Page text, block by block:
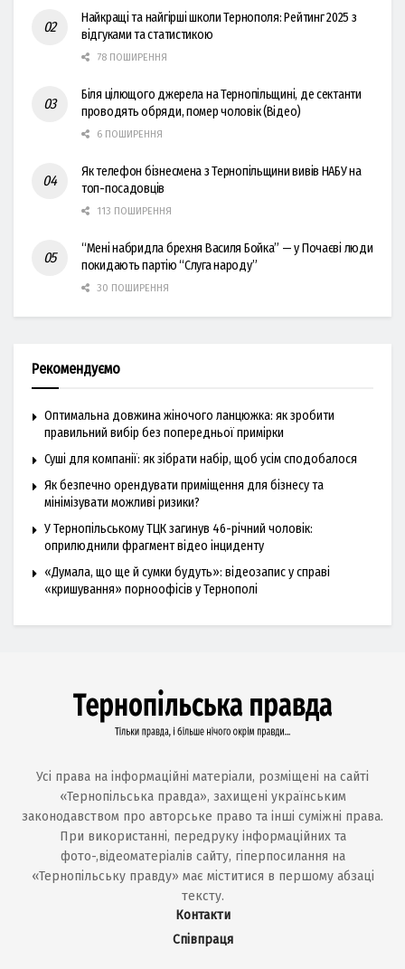
Найкращі та найгірші школи Тернополя: Рейтинг 2025 з
відгуками та статистикою
78 ПОШИРЕННЯ
Біля цілющого джерела на Тернопільщині, де сектанти
проводять обряди, помер чоловік (Відео)
6 ПОШИРЕННЯ
Як телефон бізнесмена з Тернопільщини вивів НАБУ на
топ-посадовців
113 ПОШИРЕННЯ
“Мені набридла брехня Василя Бойка” — у Почаєві люди
покидають партію “Слуга народу”
30 ПОШИРЕННЯ
Рекомендуємо
Оптимальна довжина жіночого ланцюжка: як зробити
правильний вибір без попередньої примірки
Суші для компанії: як зібрати набір, щоб усім сподобалося
Як безпечно орендувати приміщення для бізнесу та
мінімізувати можливі ризики?
У Тернопільському ТЦК загинув 46-річний чоловік:
оприлюднили фрагмент відео інциденту
«Думала, що ще й сумки будуть»: відеозапис у справі
«кришування» порноофісів у Тернополі
Усі права на інформаційні матеріали, розміщені на сайті
«Тернопільська правда», захищені українським
законодавством про авторське право та інші суміжні права.
При використанні, передруку інформаційних та
фото-,відеоматеріалів сайту, гіперпосилання на
«Тернопільську правду» має міститися в першому абзаці
тексту.
Контакти
Співпраця